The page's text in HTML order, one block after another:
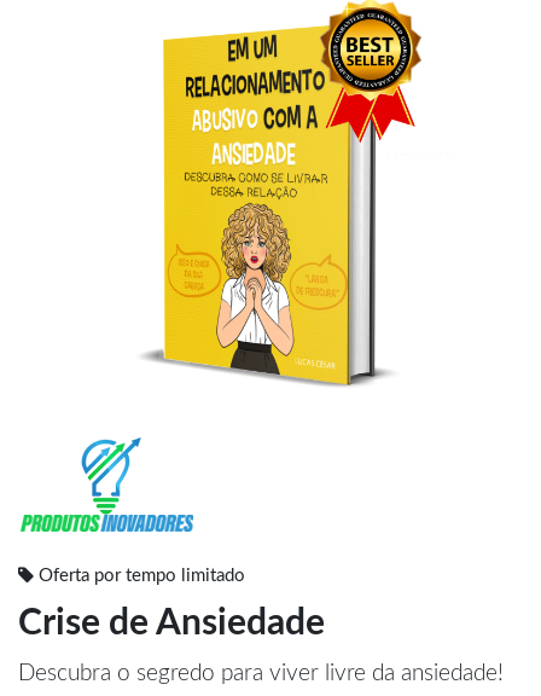
Oferta por tempo limitado
Crise de Ansiedade
Descubra o segredo para viver livre da ansiedade!